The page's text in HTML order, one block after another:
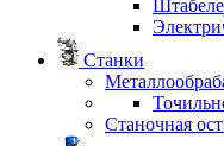
Станки
Станочная